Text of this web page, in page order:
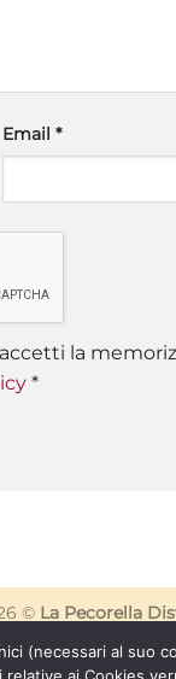
Email *
la
*
© La Pecorella
(necessari al suo